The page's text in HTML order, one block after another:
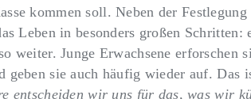
kommen soll. Neben der
Leben in besonders großen Schritten:
weiter. Junge Erwachsene erforschen
geben sie auch häufig wieder auf. Das
entscheiden wir uns für das, was wir